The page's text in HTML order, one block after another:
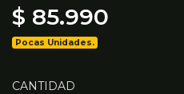
$ 85.990
Pocas Unidades.
CANTIDAD